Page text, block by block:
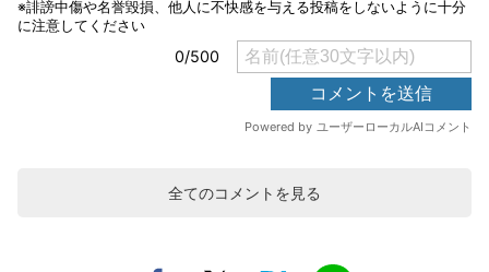
全てのコメントを見る